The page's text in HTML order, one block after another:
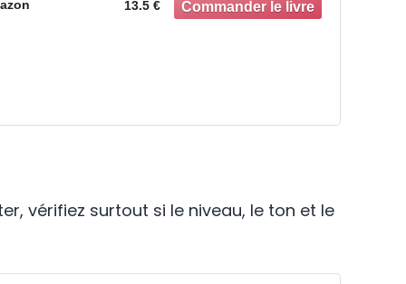
13.5 €
vérifiez surtout si le niveau, le ton et le